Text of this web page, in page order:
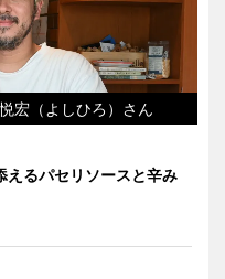
宏（よしひろ）さん
えるパセリソースと辛み